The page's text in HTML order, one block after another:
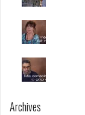
Archives